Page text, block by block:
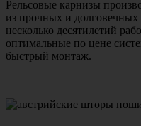
Рельсовые карнизы
из прочных и
несколько десятилетий
оптимальные по цене
быстрый монтаж.